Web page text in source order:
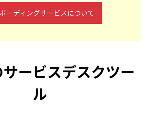
ーディングサービスについて
ービスデスクツー
ル